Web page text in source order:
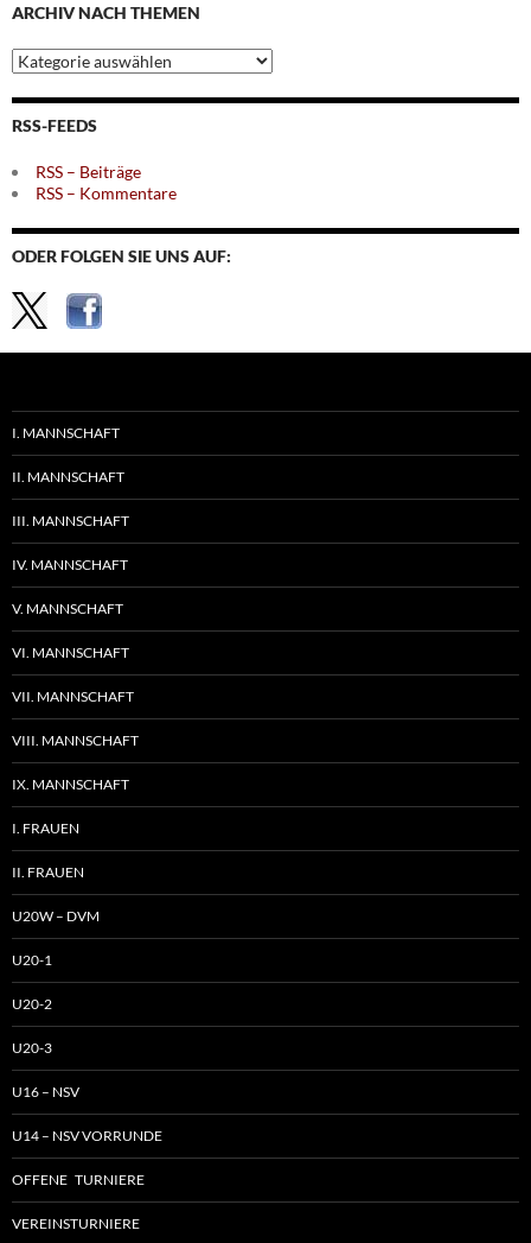
ARCHIV NACH THEMEN
Archiv
nach
Themen
RSS-FEEDS
RSS – Beiträge
RSS – Kommentare
ODER FOLGEN SIE UNS AUF:
I. MANNSCHAFT
II. MANNSCHAFT
III. MANNSCHAFT
IV. MANNSCHAFT
V. MANNSCHAFT
VI. MANNSCHAFT
VII. MANNSCHAFT
VIII. MANNSCHAFT
IX. MANNSCHAFT
I. FRAUEN
II. FRAUEN
U20W – DVM
U20-1
U20-2
U20-3
U16 – NSV
U14 – NSV VORRUNDE
OFFENE TURNIERE
VEREINSTURNIERE